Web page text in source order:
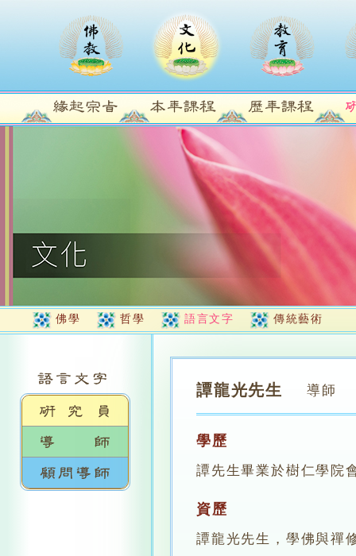
佛學 哲學 語言文字 傳統藝術
譚龍光先生 導師
學歷
譚先生畢業於樹仁學
資歷
譚龍光先生，學佛與禪